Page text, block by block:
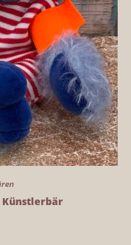
Künstlerbär